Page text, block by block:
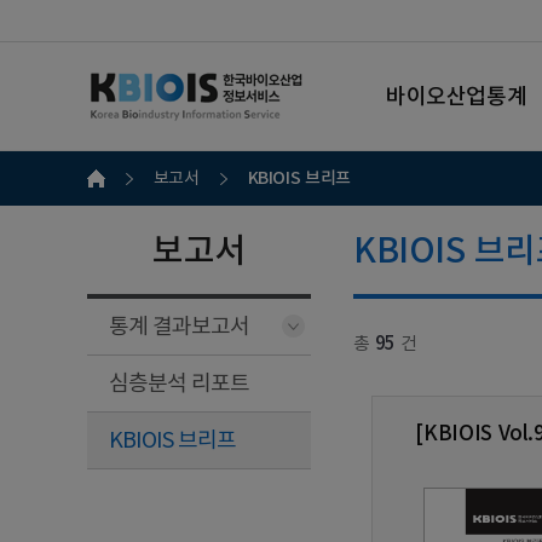
바이오산업통계
보고서 KBIOIS 브리프
보고서
통계 결과보고서
심층분석 리포트
KBIOIS 브리프
KBIOIS 브
총 95 건
[KBIOIS